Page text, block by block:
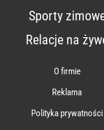
Sporty
Relacje na
O firmie
Reklama
Polityka prywatności